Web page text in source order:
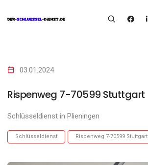
03.01.2024
Rispenweg 7-70599 Stuttgart
Schlüsseldienst in Plieningen
Schlüsseldienst Rispenweg 7-70599 Stuttgart